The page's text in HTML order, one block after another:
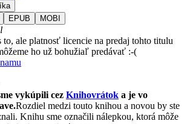
EPUB MOBI
to, ale platnosť licencie na predaj tohto titulu
ho už bohužiaľ predávať :-(
vykúpili cez Knihovrátok a je vo
Rozdiel medzi touto knihou a novou by ste
Knihu sme označili nálepkou, ktorá môže